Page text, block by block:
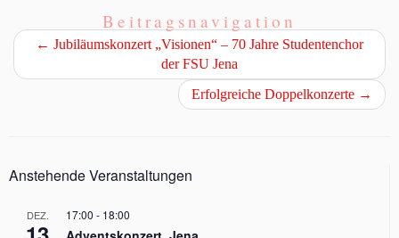
Beitragsnavigation
← Jubiläumskonzert „Visionen“ – 70 Jahre Studentenchor
der FSU Jena
Erfolgreiche Doppelkonzerte →
Anstehende Veranstaltungen
DEZ. 17:00 - 18:00